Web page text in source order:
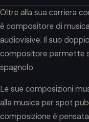
Oltre alla sua carriera
è compositore di
audiovisive. Il suo
compositore permette
spagnolo.
Le sue composizioni
alla musica per spot
composizione è